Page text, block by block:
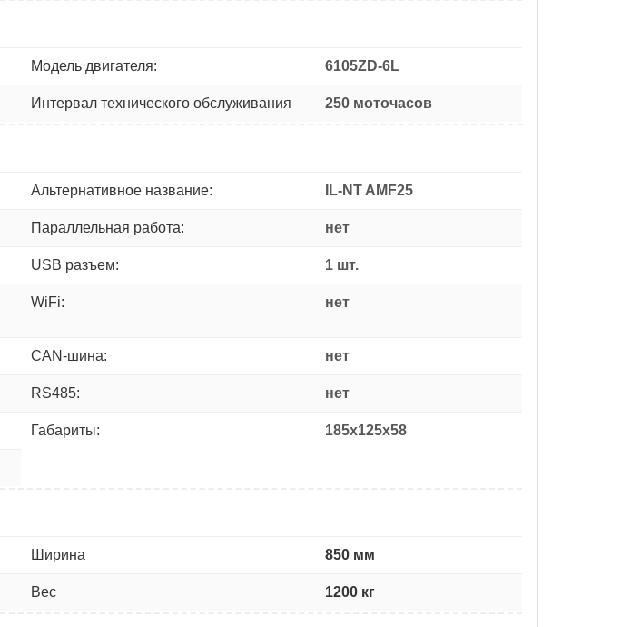
Модель двигателя: 6105ZD-6L
Интервал технического обслуживания 250 моточасов
Альтернативное название: IL-NT AMF25
Параллельная работа: нет
USB разъем: 1 шт.
WiFi: нет
CAN-шина: нет
RS485: нет
Габариты: 185x125x58
Ширина 850 мм
Вес 1200 кг